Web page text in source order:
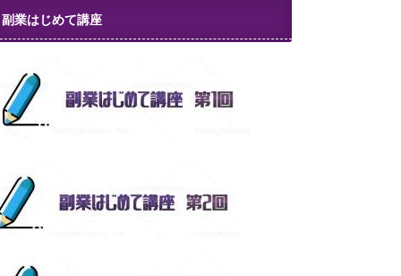
副業はじめて講座